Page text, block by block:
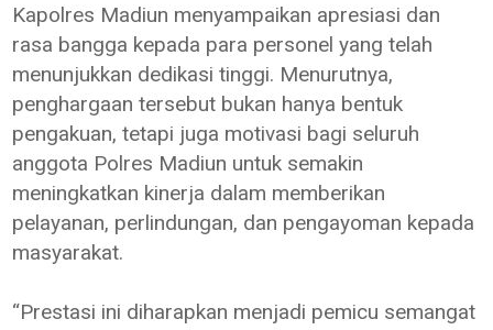
Kapolres Madiun menyampaikan apresiasi dan
rasa bangga kepada para personel yang telah
menunjukkan dedikasi tinggi. Menurutnya,
penghargaan tersebut bukan hanya bentuk
pengakuan, tetapi juga motivasi bagi seluruh
anggota Polres Madiun untuk semakin
meningkatkan kinerja dalam memberikan
pelayanan, perlindungan, dan pengayoman kepada
masyarakat.
“Prestasi ini diharapkan menjadi pemicu semangat